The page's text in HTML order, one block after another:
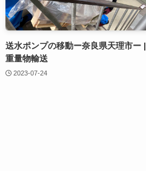
送水ポンプの移動ー奈良県天理市ー |
重量物輸送
2023-07-24